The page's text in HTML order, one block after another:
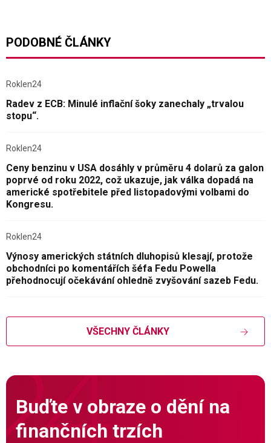
PODOBNÉ ČLÁNKY
Roklen24
Radev z ECB: Minulé inflační šoky zanechaly „trvalou
stopu“.
Roklen24
Ceny benzinu v USA dosáhly v průměru 4 dolarů za galon
poprvé od roku 2022, což ukazuje, jak válka dopadá na
americké spotřebitele před listopadovými volbami do
Kongresu.
Roklen24
Výnosy amerických státních dluhopisů klesají, protože
obchodníci po komentářích šéfa Fedu Powella
přehodnocují očekávání ohledně zvyšování sazeb Fedu.
VŠECHNY ČLÁNKY
Buďte v obraze o dění na
finančních trzích